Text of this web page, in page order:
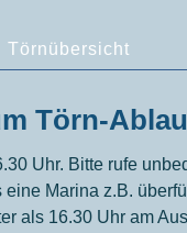
Törnübersicht
Törn-
Uhr. Bitte rufe
Marina z.B.
als 16.30 Uhr am